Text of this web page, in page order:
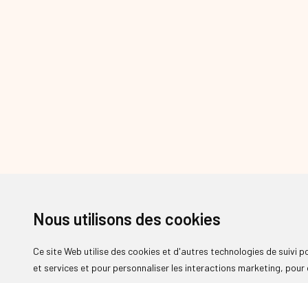
Nous utilisons des cookies
Ce site Web utilise des cookies et d'autres technologies de suivi
et services et pour personnaliser les interactions marketing, pour